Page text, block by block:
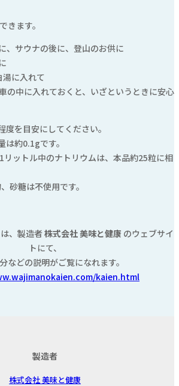
きます。
、サウナの後に、登山のお供に
に入れて
の中に入れておくと、いざというときに安心
を目安にしてください。
約0.1gです。
リットル中のナトリウムは、本品約25粒に相
砂糖は不使用です。
、製造者株式会社 美味と健康 のウェブサイ
トにて、
などの説明がご覧になれます。
kaien.html
製造者
株式会社 美味と健康